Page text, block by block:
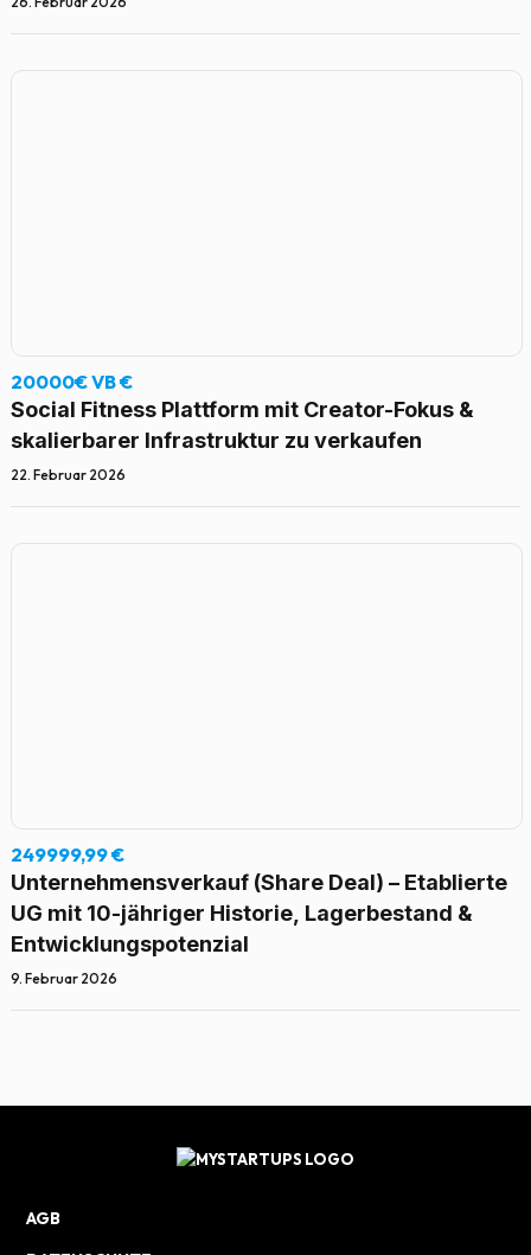
20000€ VB €
Social Fitness Plattform mit Creator-Fokus &
skalierbarer Infrastruktur zu verkaufen
22. Februar 2026
249999,99 €
Unternehmensverkauf (Share Deal) – Etablierte
UG mit 10-jähriger Historie, Lagerbestand &
Entwicklungspotenzial
9. Februar 2026
AGB